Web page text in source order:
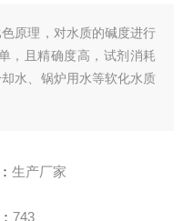
原理，对水质的碱度进行
，且精确度高，试剂消耗
水、锅炉用水等软化水质
生产厂家
743